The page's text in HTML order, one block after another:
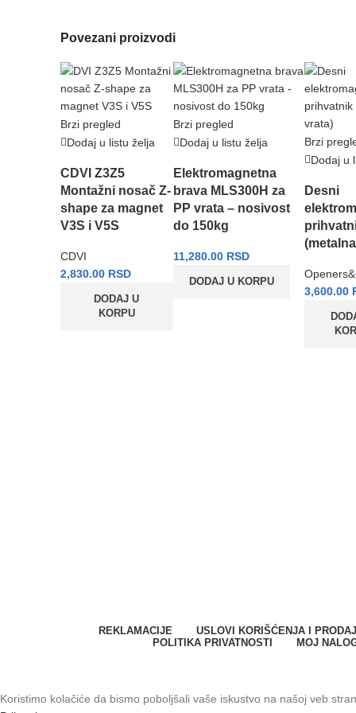
Povezani proizvodi
Brzi pregled
Dodaj u listu želja
CDVI Z3Z5
Montažni nosač Z-
shape za magnet
V3S i V5S
CDVI
2,830.00 RSD
DODAJ U
KORPU
Brzi pregled
Dodaj u listu želja
Elektromagnetna
brava MLS300H za
PP vrata – nosivost
do 150kg
11,280.00 RSD
DODAJ U KORPU
Brzi
Dodaj u
Desni
3,600.00
REKLAMACIJE
USLOVI KORIŠĆENJA I
POLITIKA PRIVATNOSTI
MOJ
Koristimo kolačiće da bismo poboljšali vaše iskustvo na našoj veb